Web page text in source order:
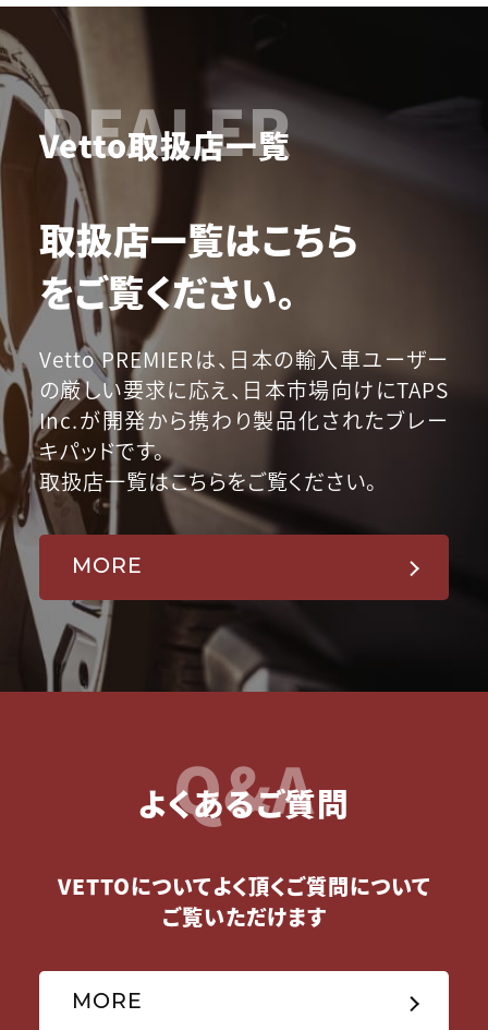
DEALER
Vetto取扱店一覧
取扱店一覧はこちら
をご覧ください。
Vetto PREMIERは、日本の輸入車ユーザー
の厳しい要求に応え、日本市場向けにTAPS
Inc.が開発から携わり製品化されたブレー
キパッドです。
取扱店一覧はこちらをご覧ください。
MORE
Q&A
よくあるご質問
VETTOについてよく頂くご質問について
ご覧いただけます
MORE